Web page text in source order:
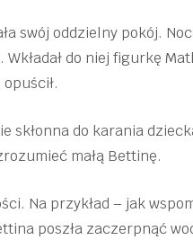
swój oddzielny pokój.
do niej figurkę
skłonna do karania
małą Bettinę.
Na przykład – jak
poszła zaczerpnąć